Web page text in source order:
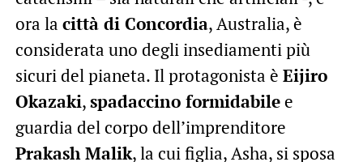
ora la città di Concordia, Australia, è
considerata uno degli insediamenti più
sicuri del pianeta. Il protagonista è Eijiro
Okazaki,spadaccino formidabilee
guardia del corpo dell’imprenditore
Prakash Malik, la cui figlia, Asha, si sposa